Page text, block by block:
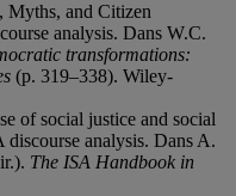
Myths, and Citizen
analysis. Dans W.C.
transformations:
(p. 319–338). Wiley-
of social justice and social
analysis. Dans A.
The ISA Handbook in